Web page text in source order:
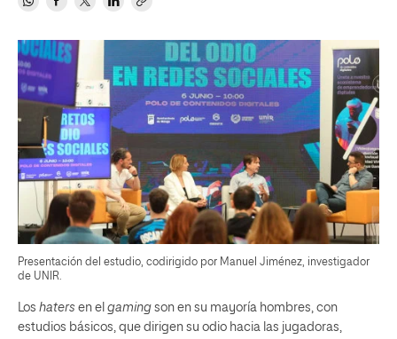
Presentación del estudio, codirigido por Manuel Jiménez, investigador
de UNIR.
Los haters en el gaming son en su mayoría hombres, con
estudios básicos, que dirigen su odio hacia las jugadoras,